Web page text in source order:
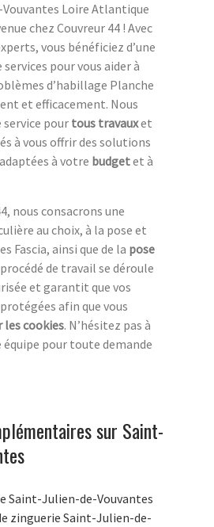
Loire Atlantique
chez Couvreur 44 ! Avec
vous bénéficiez d’une
pour vous aider à
d’habillage Planche
et efficacement. Nous
pour tous travauxet
à vous offrir des solutions
à votre budgetet à
nous consacrons une
au choix, à la pose et
Fascia, ainsi que de la pose
de travail se déroule
et garantit que vos
afin que vous
les cookies. N’hésitez pas à
pour toute demande
sur Saint-
Julien-de-Vouvantes
zinguerie Saint-Julien-de-